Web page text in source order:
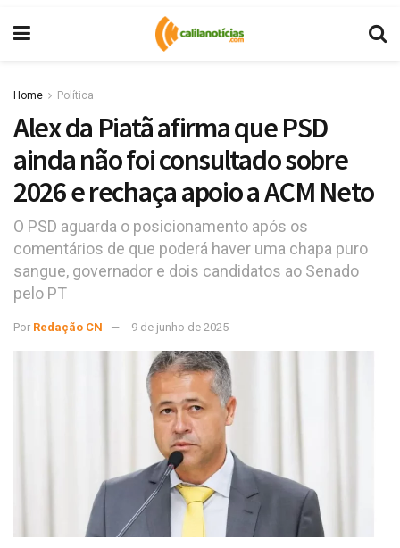
Home Política
Alex da Piatã afirma que PSD
ainda não foi consultado sobre
2026 e rechaça apoio a ACM Neto
O PSD aguarda o posicionamento após os
comentários de que poderá haver uma chapa puro
sangue, governador e dois candidatos ao Senado
pelo PT
Por Redação CN 9 de junho de 2025